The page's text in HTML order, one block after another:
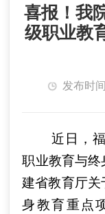
喜报！我
级职业教
发布时
近日，
职业教育与
建省教育厅关
身教育重点